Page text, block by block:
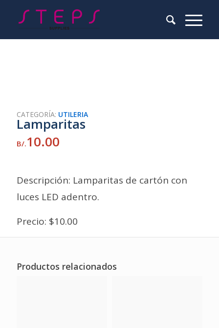
CATEGORÍA: UTILERIA
Lamparitas
B/.10.00
Descripción: Lamparitas de cartón con
luces LED adentro.
Precio: $10.00
Productos relacionados